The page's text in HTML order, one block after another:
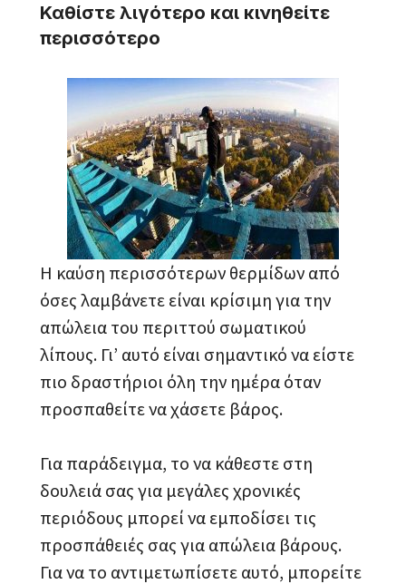
Καθίστε λιγότερο και κινηθείτε
περισσότερο
Η καύση περισσότερων θερμίδων από
όσες λαμβάνετε είναι κρίσιμη για την
απώλεια του περιττού σωματικού
λίπους. Γι’ αυτό είναι σημαντικό να είστε
πιο δραστήριοι όλη την ημέρα όταν
προσπαθείτε να χάσετε βάρος.
Για παράδειγμα, το να κάθεστε στη
δουλειά σας για μεγάλες χρονικές
περιόδους μπορεί να εμποδίσει τις
προσπάθειές σας για απώλεια βάρους.
Για να το αντιμετωπίσετε αυτό, μπορείτε